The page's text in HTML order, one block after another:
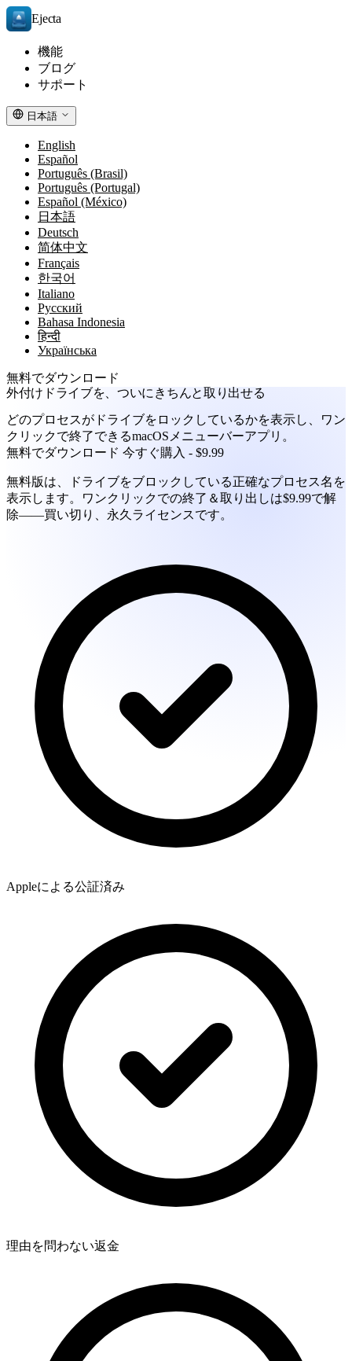
Ejecta
機能
ブログ
サポート
日本語
English
Español
Português (Brasil)
Português (Portugal)
Español (México)
日本語
Deutsch
简体中文
Français
한국어
Italiano
Русский
Bahasa Indonesia
हिन्दी
Українська
無料でダウンロード
外付けドライブを、ついにきちんと取り出せる
どのプロセスがドライブをロックしているかを表示し、ワン
クリックで終了できるmacOSメニューバーアプリ。
無料でダウンロード 今すぐ購入 - $9.99
無料版は、ドライブをブロックしている正確なプロセス名を
表示します。ワンクリックでの終了＆取り出しは$9.99で解
除——買い切り、永久ライセンスです。
Appleによる公証済み
理由を問わない返金